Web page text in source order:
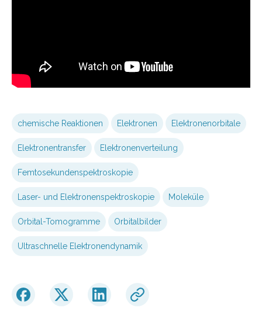
chemische Reaktionen Elektronen Elektronenorbitale
Elektronentransfer Elektronenverteilung
Femtosekundenspektroskopie
Laser- und Elektronenspektroskopie Moleküle
Orbital-Tomogramme Orbitalbilder
Ultraschnelle Elektronendynamik